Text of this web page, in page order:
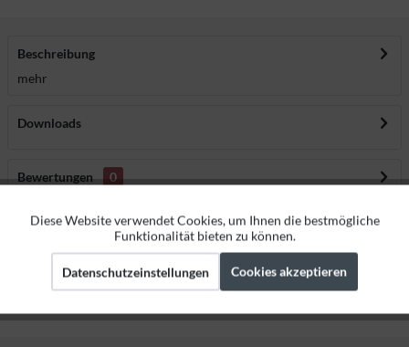
Beschreibung
mehr
Downloads
Bewertungen
0
Herstellerangaben
Funktionale Aktiv
Marketing Aktiv
Diese Website verwendet Cookies, um Ihnen die bestmögliche
Funktionalität bieten zu können.
Datenschutzeinstellungen Cookies akzeptieren